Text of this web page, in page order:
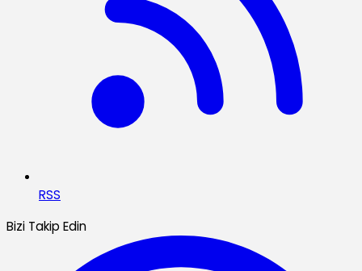
RSS
Bizi Takip Edin